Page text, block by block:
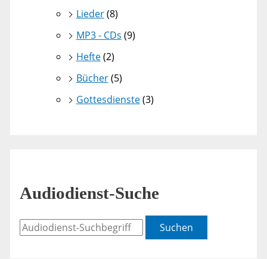
Lieder(8)
MP3 - CDs (9)
Hefte(2)
Bücher(5)
Gottesdienste(3)
Audiodienst-Suche
Suchen